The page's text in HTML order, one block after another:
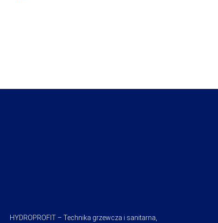
HYDROPROFIT – Technika grzewcza i sanitarna,